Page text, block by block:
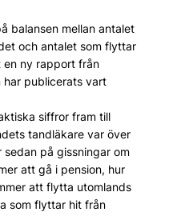
balansen mellan antalet
och antalet som flyttar
en ny rapport från
har publicerats vart
siffror fram till
tandläkare var över
på gissningar om
att gå i pension, hur
att flytta utomlands
som flyttar hit från